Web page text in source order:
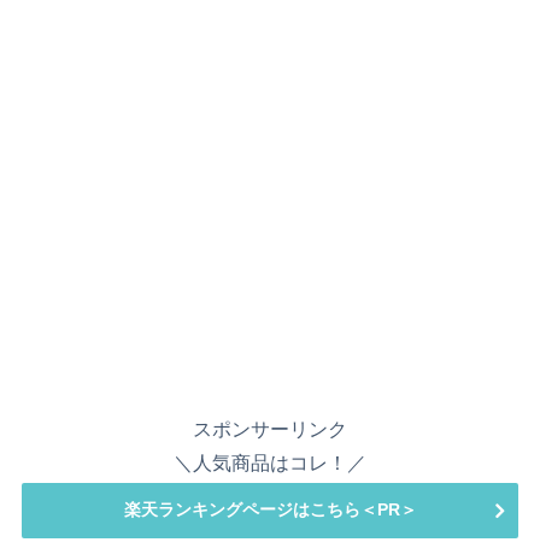
スポンサーリンク
＼人気商品はコレ！／
楽天ランキングページはこちら＜PR＞